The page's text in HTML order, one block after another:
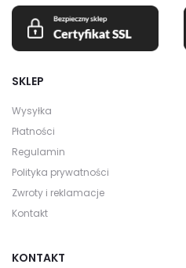
SKLEP
Wysyłka
Płatności
Regulamin
Polityka prywatności
Zwroty i reklamacje
Kontakt
KONTAKT